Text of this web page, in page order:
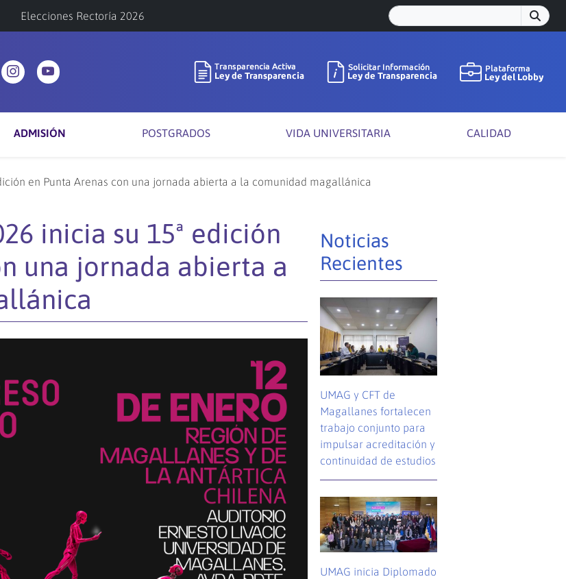
Elecciones Rectoría 2026
ADMISIÓN POSTGRADOS VIDA UNIVERSITARIA CALIDAD
en Punta Arenas con una jornada abierta a la comunidad magallánica
inicia su 15ª edición
una jornada abierta a
Noticias
Recientes
UMAG y CFT de
Magallanes fortalecen
trabajo conjunto para
impulsar acreditación y
continuidad de estudios
UMAG inicia Diplomado